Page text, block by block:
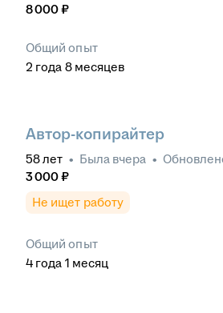
8 000 ₽
Общий опыт
2 года 8 месяцев
Автор-копирайтер
58лет • Была вчера •
3 000 ₽
Не ищет работу
Общий опыт
4 года 1 месяц